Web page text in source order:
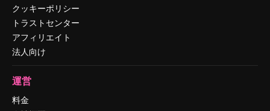
クッキーポリシー
トラストセンター
アフィリエイト
法人向け
運営
料金